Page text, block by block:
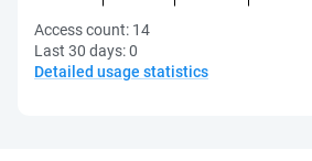
Access count: 14
Last 30 days:0
Detailed usage statistics